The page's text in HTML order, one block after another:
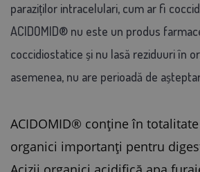
paraziților intracelulari, cum ar fi
ACIDOMID® nu este un produs
coccidiostatice și nu lasă reziduuri în
asemenea, nu are perioadă de
ACIDOMID® conține în
organici importanți pentru